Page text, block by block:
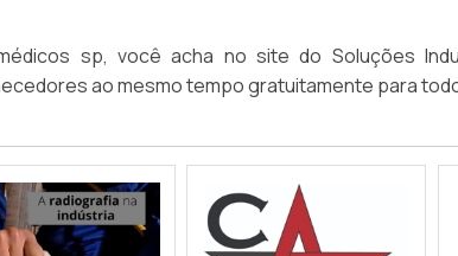
sp, você acha no site do Soluções
ao mesmo tempo gratuitamente para